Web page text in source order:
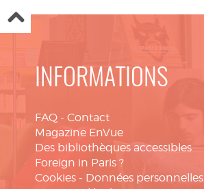
INFORMATIONS
FAQ - Contact
Magazine EnVue
Des bibliothèques accessibles
Foreign in Paris ?
Cookies - Données personnelles